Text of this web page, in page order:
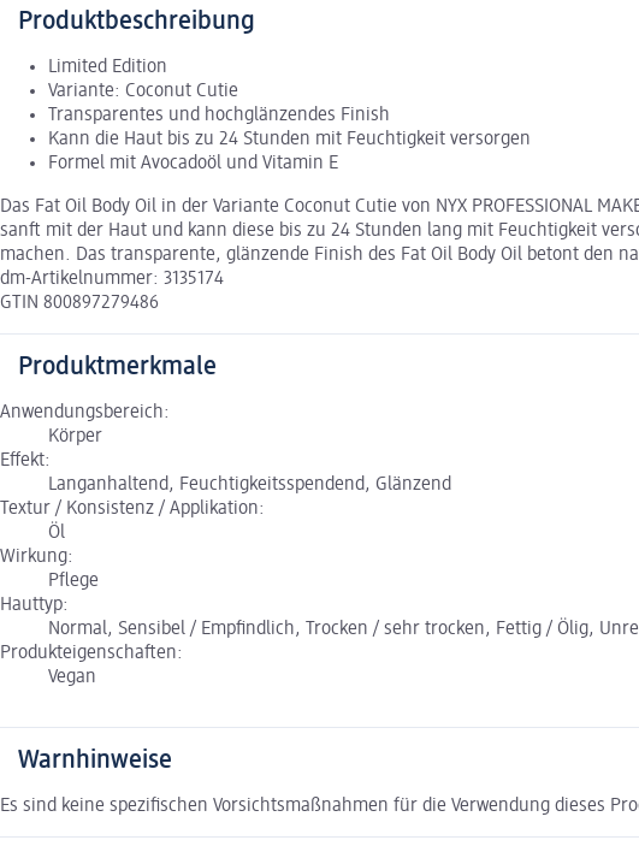
Produktbeschreibung
Limited Edition
Variante: Coconut Cutie
Transparentes und hochglänzendes Finish
Kann die Haut bis zu 24 Stunden mit Feuchtigkeit versorgen
Formel mit Avocadoöl und Vitamin E
Das Fat Oil Body Oil in der Variante Coconut Cutie von NYX PROFESSIONAL
sanft mit der Haut und kann diese bis zu 24 Stunden lang mit Feuchtigkeit
machen. Das transparente, glänzende Finish des Fat Oil Body Oil betont
dm-Artikelnummer: 3135174
GTIN 800897279486
Produktmerkmale
Anwendungsbereich:
Körper
Effekt:
Langanhaltend, Feuchtigkeitsspendend, Glänzend
Textur / Konsistenz / Applikation:
Öl
Wirkung:
Pflege
Hauttyp:
Normal, Sensibel / Empfindlich, Trocken / sehr trocken, Fettig / Ölig,
Produkteigenschaften:
Vegan
Warnhinweise
Es sind keine spezifischen Vorsichtsmaßnahmen für die Verwendung dieses